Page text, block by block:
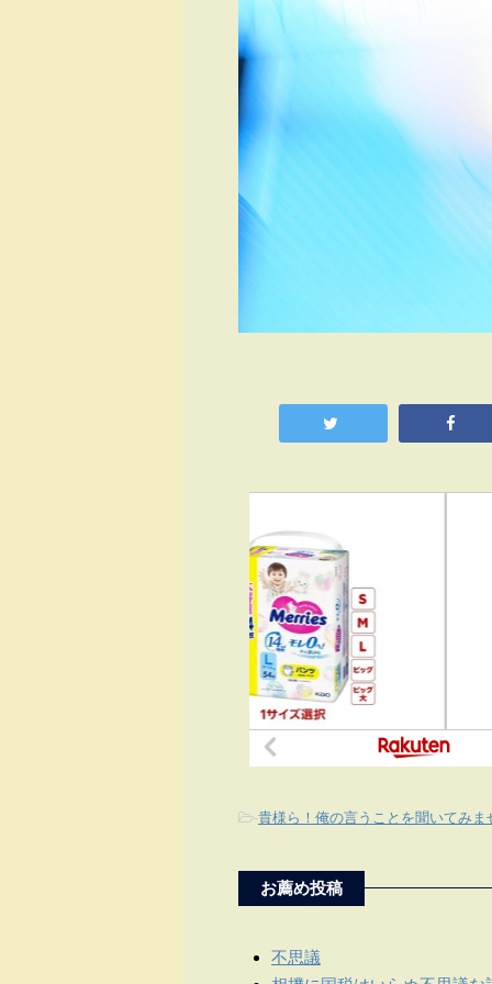
-貴様ら！俺の言うことを聞いてみま
お薦め投稿
不思議